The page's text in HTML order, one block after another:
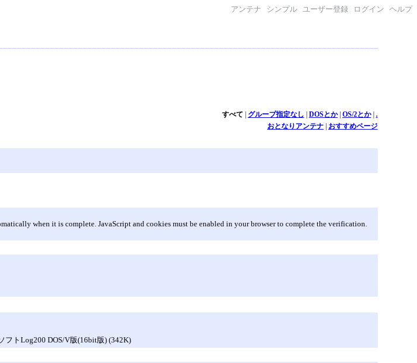
アンテナ シンプル ユーザー登録 ログイン ヘルプ
すべて | グループ指定なし | DOSとか| OS/2とか| .
おとなりアンテナ| おすすめページ
when it is complete. JavaScript and cookies must be enabled in your browser to complete the verification.
フトLog200 DOS/V版(16bit版) (342K)